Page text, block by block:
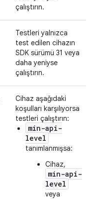
çalıştırın.
Testleri yalnızca
test edilen cihazın
SDK sürümü 31 veya
daha yeniyse
çalıştırın.
Cihaz aşağıdaki
koşulları karşılıyorsa
testleri çalıştırın:
min-api-
level
tanımlanmışsa:
Cihaz,
min-api-
level
veya